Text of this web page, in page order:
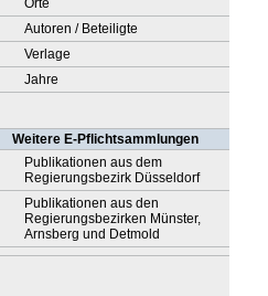
Orte
Autoren / Beteiligte
Verlage
Jahre
Weitere E-Pflichtsammlungen
Publikationen aus dem
Regierungsbezirk Düsseldorf
Publikationen aus den
Regierungsbezirken Münster,
Arnsberg und Detmold